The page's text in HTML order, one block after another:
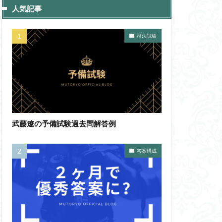
人気記事
司法試験
武藤遼の予備試験過去問解答例
答案構成